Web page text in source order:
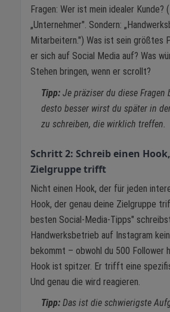
Fragen: Wer ist mein idealer Kunde?
„Unternehmer". Sondern:
Mitarbeitern.") Was ist sein größtes
er sich auf Social Media auf? Was
Stehen bringen, wenn er scrollt?
Tipp: Je präziser du diese Fragen
desto besser wirst du später in
zu schreiben, die wirklich treffen.
Schritt 2: Schreib einen
Zielgruppe trifft
Nicht einen Hook, der für jeden
Hook, der genau deine Zielgruppe
besten Social-Media-Tipps"
Handwerksbetrieb auf Instagram
bekommt – obwohl du 500 Follower
Hook ist spitzer. Er trifft eine
Und genau die wird reagieren.
Tipp: Das ist die schwierigste